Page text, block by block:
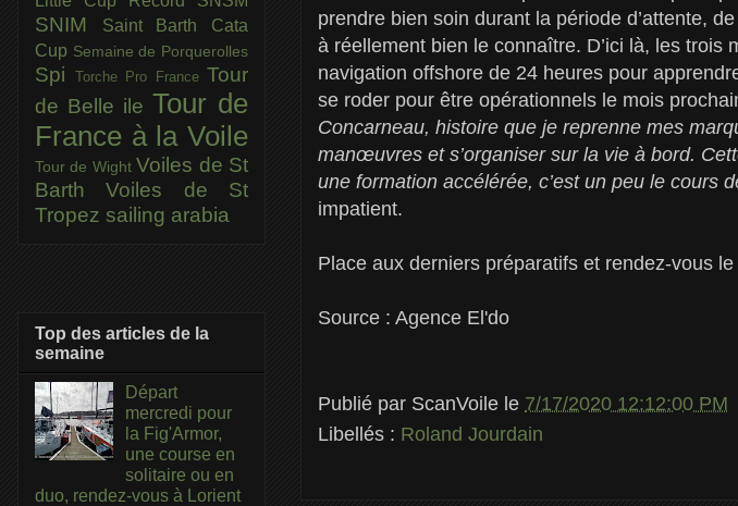
prendre bien soin durant la période d’attente,
à réellement bien le connaître. D’ici là, les
navigation offshore de 24 heures pour
se roder pour être opérationnels le mois
Concarneau, histoire que je reprenne mes
manœuvres et s’organiser sur la vie à bord.
une formation accélérée, c’est un peu le cours
impatient.
Place aux derniers préparatifs et rendez-vous
Source : Agence El'do
Publié par ScanVoile le 7/17/2020 12:12:00 PM
Libellés : Roland Jourdain
SNIM
Saint Barth Cata
Cup Semaine de Porquerolles
Spi Torche Pro France Tour
de Belle ile Tour de
France à la Voile
Tour de Wight Voiles de St
BarthVoiles de St
Tropez sailing arabia
Top des articles de la
semaine
Départ
mercredi pour
la Fig'Armor,
une course en
solitaire ou en
duo, rendez-vous à Lorient